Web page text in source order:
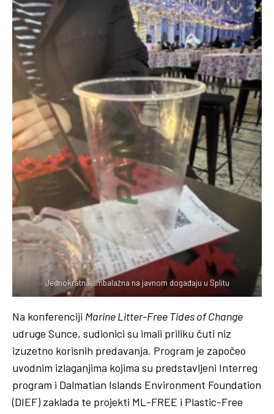
Jednokratna ambalažna na javnom događaju u Splitu
Na konferenciji Marine Litter-Free Tides of Change
udruge Sunce, sudionici su imali priliku čuti niz
izuzetno korisnih predavanja. Program je započeo
uvodnim izlaganjima kojima su predstavljeni Interreg
program i Dalmatian Islands Environment Foundation
(DIEF) zaklada te projekti ML-FREE i Plastic-Free